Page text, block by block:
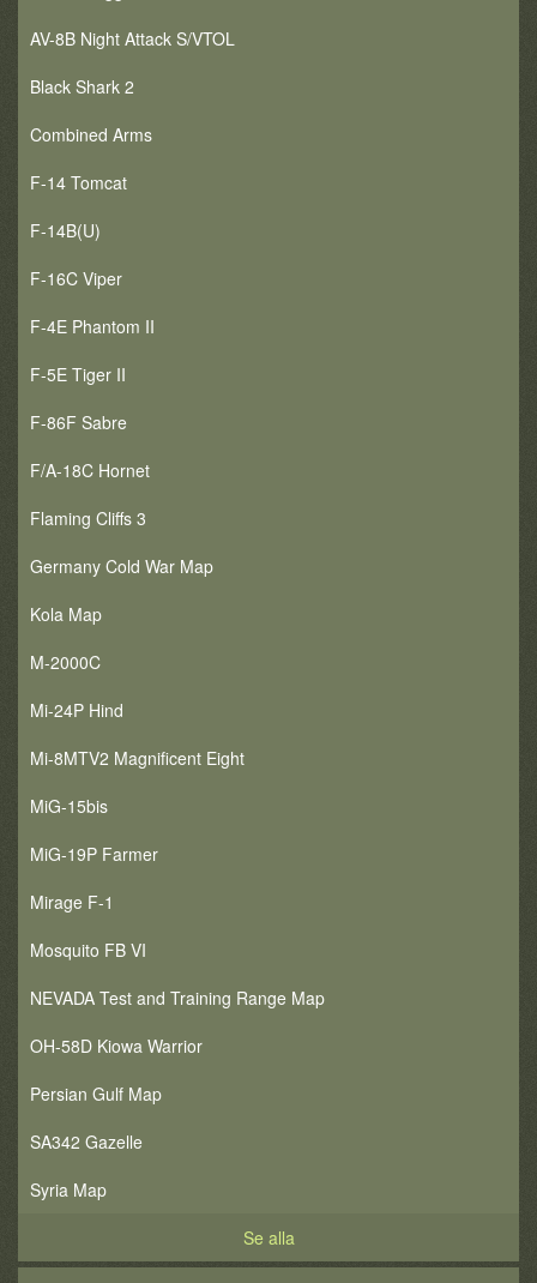
AV-8B Night Attack S/VTOL
Black Shark 2
Combined Arms
F-14 Tomcat
F-14B(U)
F-16C Viper
F-4E Phantom II
F-5E Tiger II
F-86F Sabre
F/A-18C Hornet
Flaming Cliffs 3
Germany Cold War Map
Kola Map
M-2000C
Mi-24P Hind
Mi-8MTV2 Magnificent Eight
MiG-15bis
MiG-19P Farmer
Mirage F-1
Mosquito FB VI
NEVADA Test and Training Range Map
OH-58D Kiowa Warrior
Persian Gulf Map
SA342 Gazelle
Syria Map
Se alla